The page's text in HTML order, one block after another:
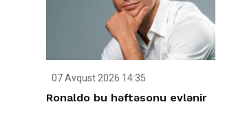
07 Avqust 2026 14:35
Ronaldo bu həftəsonu evlənir